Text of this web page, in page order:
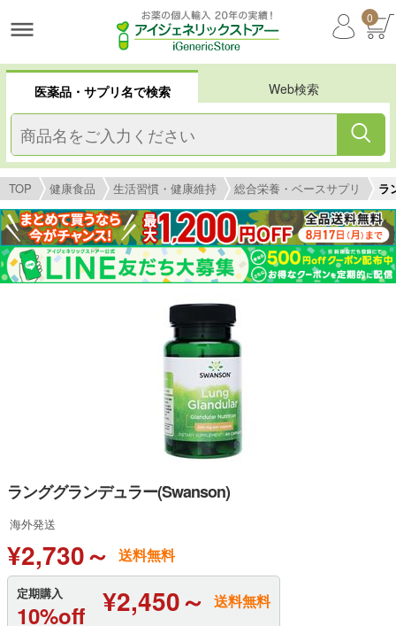
0
医薬品・サプリ名で検索 Web検索
TOP 健康食品 生活習慣・健康維持 総合栄養・ベースサプリ ラ
ランググランデュラー(Swanson)
海外発送
¥2,730～ 送料無料
定期購入
10%off ¥2,450～ 送料無料